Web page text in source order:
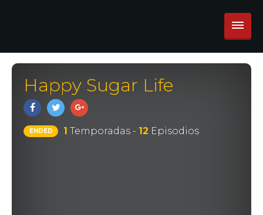
Happy Sugar Life
ENDED 1 Temporadas - 12 Episodios